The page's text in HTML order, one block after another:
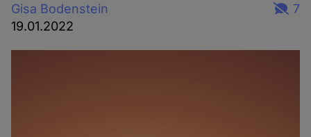
Gisa Bodenstein
19.01.2022
7